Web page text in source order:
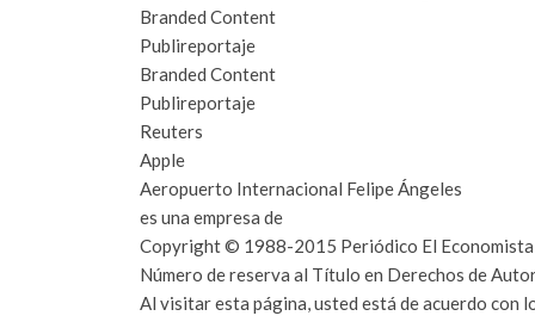
Branded Content
Publireportaje
Branded Content
Publireportaje
Reuters
Apple
Aeropuerto Internacional Felipe Ángeles
es una empresa de
Copyright © 1988-2015 Periódico El Economista
Número de reserva al Título en Derechos de
Al visitar esta página, usted está de acuerdo con